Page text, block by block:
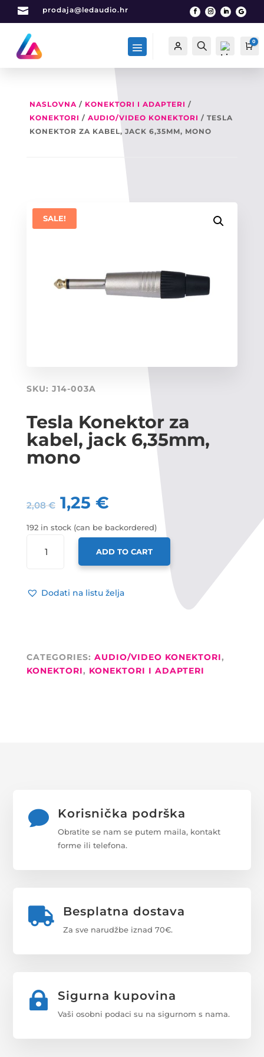
 prodaja@ledaudio.hr
Račun Traži
List
0
NASLOVNA/ KONEKTORI I ADAPTERI /
KONEKTORI / AUDIO/VIDEO KONEKTORI / TESLA
KONEKTOR ZA KABEL, JACK 6,35MM, MONO
SKU: J14-003A
Tesla Konektor za
kabel, jack 6,35mm,
mono
2,08€ 1,25 €
192 in stock (can be backordered)
KONEKTOR
JACK
ADD TO CART
Dodati na listu želja
SALE!
CATEGORIES: AUDIO/VIDEO KONEKTORI,
KONEKTORI, KONEKTORI I ADAPTERI
 Korisnička podrška
Obratite se nam se putem maila, kontakt
forme ili telefona.
 Besplatna dostava
Za sve narudžbe iznad 70€.
 Sigurna kupovina
Vaši osobni podaci su na sigurnom s nama.